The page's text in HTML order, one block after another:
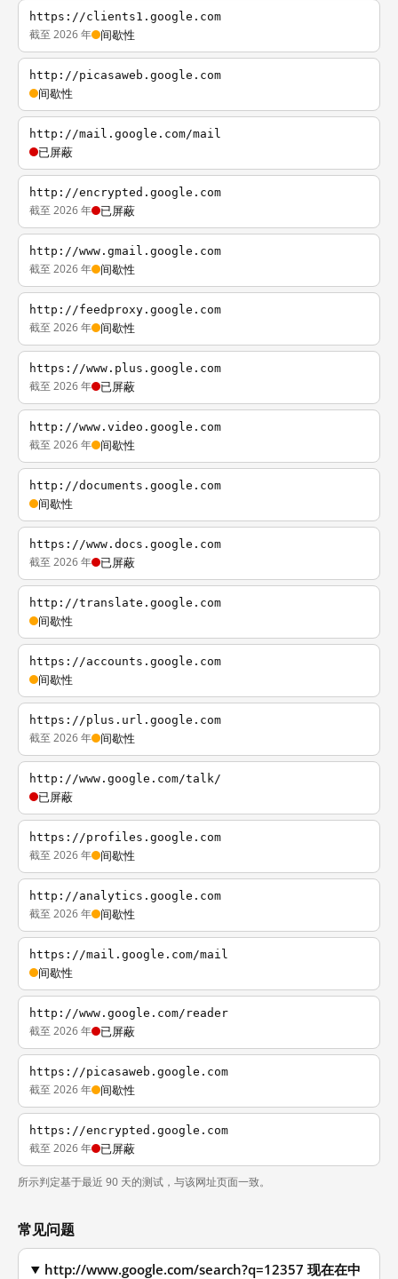
https://clients1.google.com
截至 2026 年 间歇性
http://picasaweb.google.com
间歇性
http://mail.google.com/mail
已屏蔽
http://encrypted.google.com
截至 2026 年 已屏蔽
http://www.gmail.google.com
截至 2026 年 间歇性
http://feedproxy.google.com
截至 2026 年 间歇性
https://www.plus.google.com
截至 2026 年 已屏蔽
http://www.video.google.com
截至 2026 年 间歇性
http://documents.google.com
间歇性
https://www.docs.google.com
截至 2026 年 已屏蔽
http://translate.google.com
间歇性
https://accounts.google.com
间歇性
https://plus.url.google.com
截至 2026 年 间歇性
http://www.google.com/talk/
已屏蔽
https://profiles.google.com
截至 2026 年 间歇性
http://analytics.google.com
截至 2026 年 间歇性
https://mail.google.com/mail
间歇性
http://www.google.com/reader
截至 2026 年 已屏蔽
https://picasaweb.google.com
截至 2026 年 间歇性
https://encrypted.google.com
截至 2026 年 已屏蔽
所示判定基于最近 90 天的测试，与该网址页面一致。
常见问题
http://www.google.com/search?q=12357 现在在中